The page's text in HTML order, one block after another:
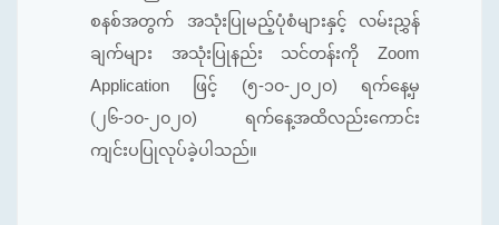
စနစ်အတွက် အသုံးပြုမည့်ပုံစံများနှင့် လမ်းညွှန်
ချက်များ အသုံးပြုနည်း သင်တန်းကို Zoom
Application ဖြင့် (၅-၁၀-၂၀၂၀) ရက်နေ့မှ
(၂၆-၁၀-၂၀၂၀) ရက်နေ့အထိလည်းကောင်း
ကျင်းပပြုလုပ်ခဲ့ပါသည်။